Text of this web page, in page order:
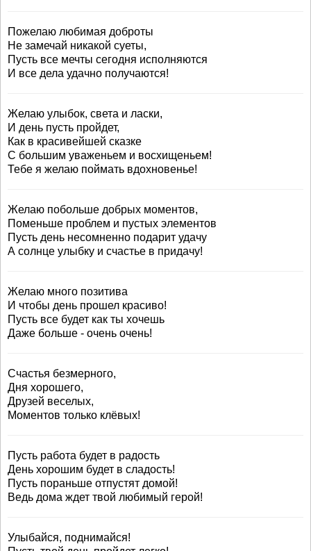
Пожелаю любимая доброты
Не замечай никакой суеты,
Пусть все мечты сегодня исполняются
И все дела удачно получаются!
Желаю улыбок, света и ласки,
И день пусть пройдет,
Как в красивейшей сказке
С большим уваженьем и восхищеньем!
Тебе я желаю поймать вдохновенье!
Желаю побольше добрых моментов,
Поменьше проблем и пустых элементов
Пусть день несомненно подарит удачу
А солнце улыбку и счастье в придачу!
Желаю много позитива
И чтобы день прошел красиво!
Пусть все будет как ты хочешь
Даже больше - очень очень!
Счастья безмерного,
Дня хорошего,
Друзей веселых,
Моментов только клёвых!
Пусть работа будет в радость
День хорошим будет в сладость!
Пусть пораньше отпустят домой!
Ведь дома ждет твой любимый герой!
Улыбайся, поднимайся!